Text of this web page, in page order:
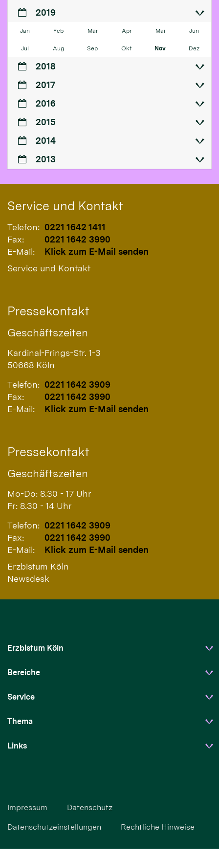
2019
Jan Feb Mär Apr Mai Jun
Jul Aug Sep Okt Nov Dez
2018
2017
2016
2015
2014
2013
Service und Kontakt
Telefon: 0221 1642 1411
Fax:
0221 1642 3990
E-Mail:
Klick zum E-Mail senden
Service und Kontakt
Pressekontakt
Geschäftszeiten
Kardinal-Frings-Str. 1-3
50668 Köln
Telefon: 0221 1642 3909
Fax:
0221 1642 3990
E-Mail:
Klick zum E-Mail senden
Pressekontakt
Geschäftszeiten
Mo-Do: 8.30 - 17 Uhr
Fr: 8.30 - 14 Uhr
Telefon: 0221 1642 3909
Fax:
0221 1642 3990
E-Mail:
Klick zum E-Mail senden
Erzbistum Köln
Newsdesk
Erzbistum Köln
Bereiche
Service
Thema
Links
Impressum Datenschutz
Datenschutzeinstellungen Rechtliche Hinweise